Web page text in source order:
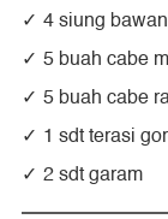
4 siung
5 buah cabe
5 buah cabe
1 sdt terasi
2 sdt garam